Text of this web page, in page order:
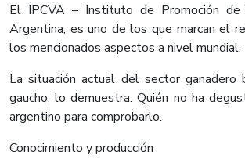
El IPCVA – Instituto de Promoción de
Argentina, es uno de los que marcan el
los mencionados aspectos a nivel mundial.
La situación actual del sector ganadero
gaucho, lo demuestra. Quién no ha
argentino para comprobarlo.
Conocimiento y producción